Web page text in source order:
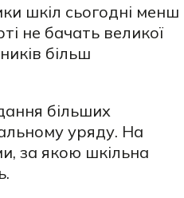
шкіл сьогодні менш
не бачать великої
більш
більших
уряду. На
за якою шкільна